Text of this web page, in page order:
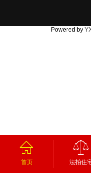
首页 法拍住
Powered by